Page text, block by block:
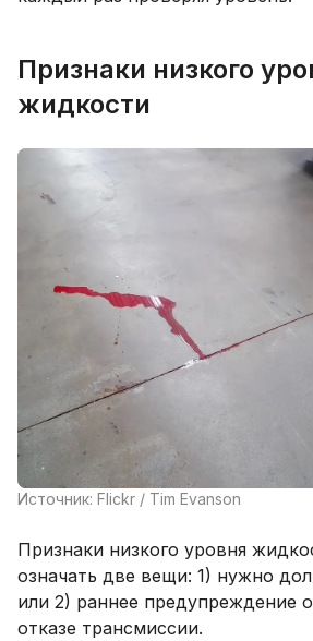
Признаки низкого
жидкости
Источник: Flickr / Tim Evanson
Признаки низкого уровня
означать две вещи: 1) нужно
или 2) раннее предупреждение
отказе трансмиссии.